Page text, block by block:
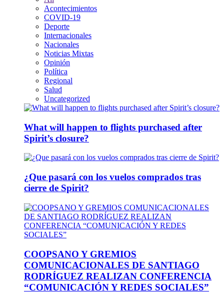
Acontecimientos
COVID-19
Deporte
Internacionales
Nacionales
Noticias Mixtas
Opinión
Política
Regional
Salud
Uncategorized
What will happen to flights purchased after
Spirit’s closure?
¿Que pasará con los vuelos comprados tras
cierre de Spirit?
COOPSANO Y GREMIOS
COMUNICACIONALES DE SANTIAGO
RODRÍGUEZ REALIZAN CONFERENCIA
“COMUNICACIÓN Y REDES SOCIALES”